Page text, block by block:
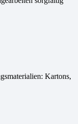
Kartons,